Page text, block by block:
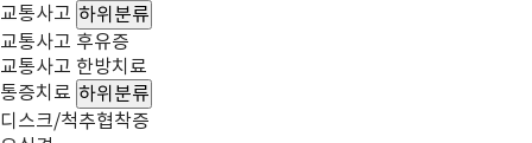
교통사고 하위분류
교통사고 후유증
교통사고 한방치료
통증치료 하위분류
디스크/척추협착증